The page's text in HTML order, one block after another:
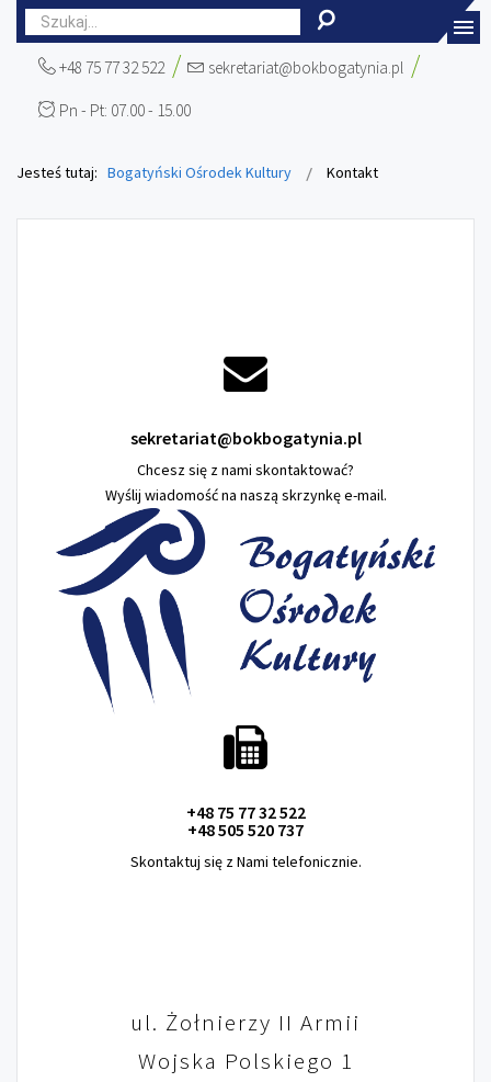
+48 75 77 32 522 sekretariat@bokbogatynia.pl
Pn - Pt: 07.00 - 15.00
Jesteś tutaj: Bogatyński Ośrodek Kultury Kontakt
sekretariat@bokbogatynia.pl
Chcesz się z nami skontaktować?
Wyślij wiadomość na naszą skrzynkę e-mail.
+48 75 77 32 522
+48 505 520 737
Skontaktuj się z Nami telefonicznie.
ul. Żołnierzy II Armii
Wojska Polskiego 1